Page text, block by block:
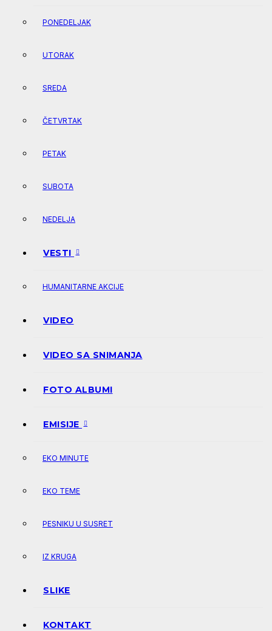
PONEDELJAK
UTORAK
SREDA
ČETVRTAK
PETAK
SUBOTA
NEDELJA
VESTI
HUMANITARNE AKCIJE
VIDEO
VIDEO SA SNIMANJA
FOTO ALBUMI
EMISIJE
EKO MINUTE
EKO TEME
PESNIKU U SUSRET
IZ KRUGA
SLIKE
KONTAKT